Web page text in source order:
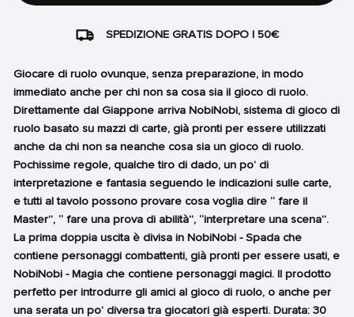
SPEDIZIONE GRATIS DOPO I 50€
Giocare di ruolo ovunque, senza preparazione, in modo
immediato anche per chi non sa cosa sia il gioco di ruolo.
Direttamente dal Giappone arriva NobiNobi, sistema di gioco di
ruolo basato su mazzi di carte, già pronti per essere utilizzati
anche da chi non sa neanche cosa sia un gioco di ruolo.
Pochissime regole, qualche tiro di dado, un po’ di
interpretazione e fantasia seguendo le indicazioni sulle carte,
e tutti al tavolo possono provare cosa voglia dire “ fare il
Master”, “ fare una prova di abilità”, “interpretare una scena”.
La prima doppia uscita è divisa in NobiNobi - Spada che
contiene personaggi combattenti, già pronti per essere usati, e
NobiNobi - Magia che contiene personaggi magici. Il prodotto
perfetto per introdurre gli amici al gioco di ruolo, o anche per
una serata un po’ diversa tra giocatori già esperti. Durata: 30